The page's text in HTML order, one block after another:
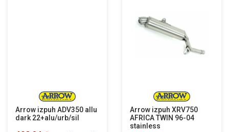
Arrow izpuh ADV350 allu
dark 22+alu/urb/sil
Arrow izpuh XRV750
AFRICA TWIN 96-04
stainless